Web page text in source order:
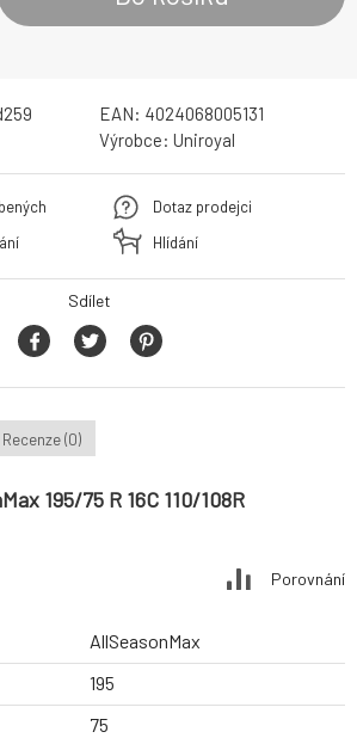
EAN: 4024068005131
Výrobce: Uniroyal
Dotaz prodejci
Hlídání
Sdílet
Recenze (0)
195/75 R 16C 110/108R
Porovnání
AllSeasonMax
195
75